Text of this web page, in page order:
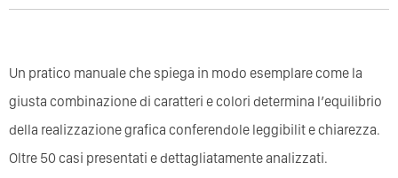
Un pratico manuale che spiega in modo esemplare come la
giusta combinazione di caratteri e colori determina l’equilibrio
della realizzazione grafica conferendole leggibilit e chiarezza.
Oltre 50 casi presentati e dettagliatamente analizzati.